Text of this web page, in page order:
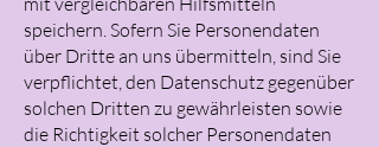
speichern. Sofern Sie Personendaten
über Dritte an uns übermitteln, sind Sie
verpflichtet, den Datenschutz gegenüber
solchen Dritten zu gewährleisten sowie
die Richtigkeit solcher Personendaten